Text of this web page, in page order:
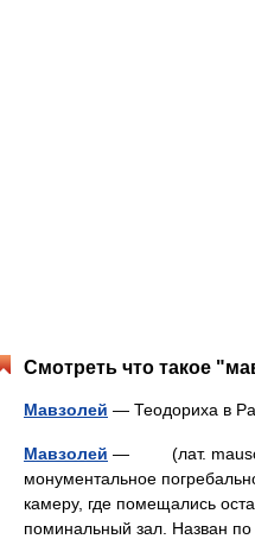
Смотреть что такое
Мавзолей — Теодориха в
Мавзолей — (лат.
монументальное
камеру, где помещались
поминальный зал. Назван по